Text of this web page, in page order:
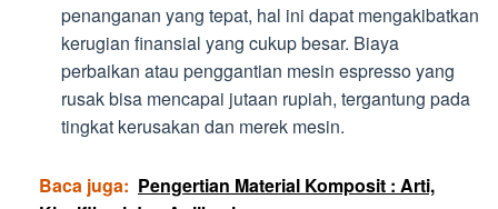
penanganan yang tepat, hal ini dapat mengakibatkan
kerugian finansial yang cukup besar. Biaya
perbaikan atau penggantian mesin espresso yang
rusak bisa mencapai jutaan rupiah, tergantung pada
tingkat kerusakan dan merek mesin.
Baca juga: Pengertian Material Komposit : Arti,